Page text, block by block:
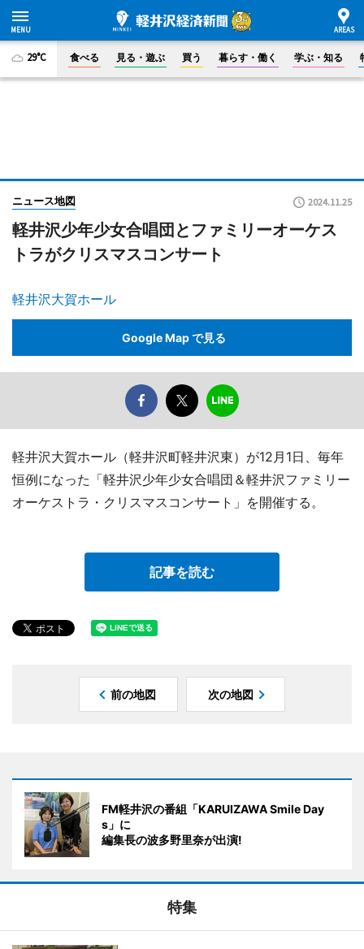
29°C 食べる 見る・遊ぶ 買う 暮らす・働く 学ぶ・知る
ニュース地図 2024.11.25
軽井沢少年少女合唱団とファミリーオーケス
トラがクリスマスコンサート
軽井沢大賀ホール
Google Map で見る
軽井沢大賀ホール（軽井沢町軽井沢東）が12月1日、毎年
恒例になった「軽井沢少年少女合唱団＆軽井沢ファミリー
オーケストラ・クリスマスコンサート」を開催する。
記事を読む
前の地図 次の地図
FM軽井沢の番組「KARUIZAWA Smile Day
s」に
編集長の波多野里奈が出演!
特集